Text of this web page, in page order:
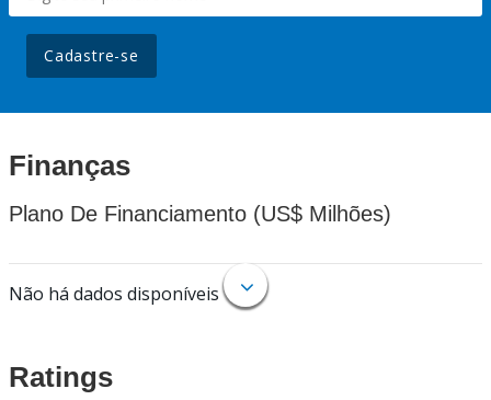
Cadastre-se
Finanças
Plano De Financiamento (US$ Milhões)
Não há dados disponíveis
Ratings